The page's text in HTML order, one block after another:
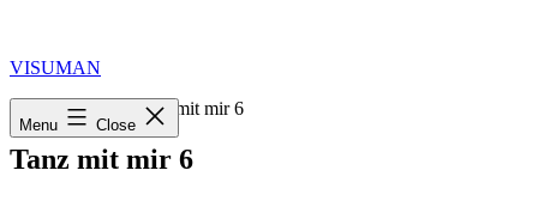
content
VISUMAN
Menu Close
Home »2022 Tanz mit mir 6
Tanz mit mir 6